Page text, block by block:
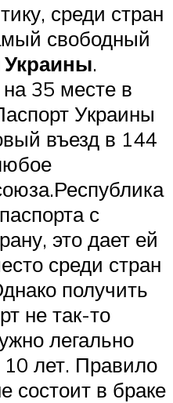
среди стран
свободный
Украины.
35 месте в
Украины
въезд в 144
с
это дает ей
среди стран
получить
не так-то
легально
лет. Правило
состоит в браке